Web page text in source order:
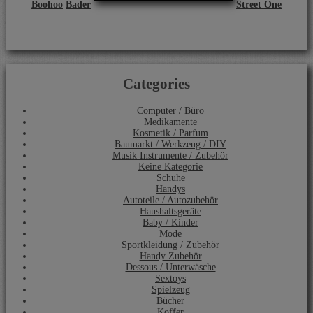
Boohoo Bader Street One
Categories
Computer / Büro
Medikamente
Kosmetik / Parfum
Baumarkt / Werkzeug / DIY
Musik Instrumente / Zubehör
Keine Kategorie
Schuhe
Handys
Autoteile / Autozubehör
Haushaltsgeräte
Baby / Kinder
Mode
Sportkleidung / Zubehör
Handy Zubehör
Dessous / Unterwäsche
Sextoys
Spielzeug
Bücher